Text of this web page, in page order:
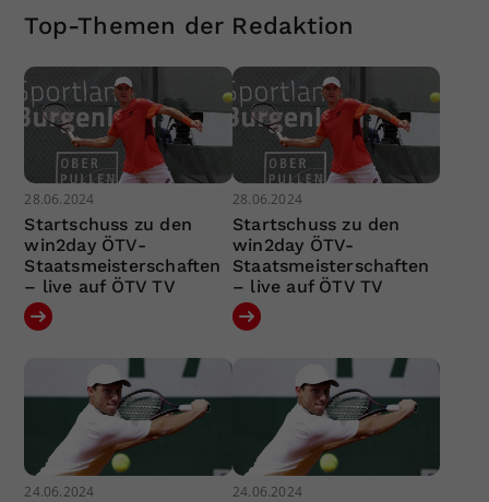
Top-Themen der Redaktion
28.06.2024
Startschuss zu den
win2day ÖTV-
Staatsmeisterschaften
– live auf ÖTV TV
28.06.2024
Startschuss zu den
win2day ÖTV-
Staatsmeisterschaften
– live auf ÖTV TV
24.06.2024 24.06.2024